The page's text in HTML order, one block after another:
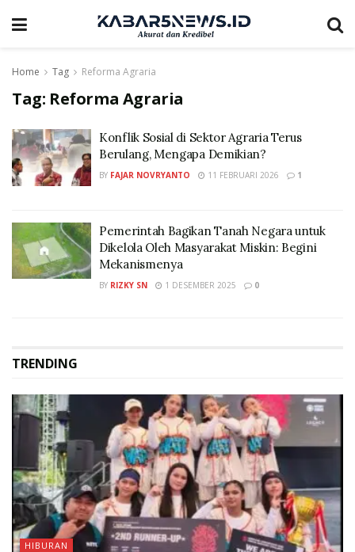
Home Tag Reforma Agraria
Tag: Reforma Agraria
Konflik Sosial di Sektor Agraria Terus
Berulang, Mengapa Demikian?
BY FAJAR NOVRYANTO 11 FEBRUARI 2026 1
Pemerintah Bagikan Tanah Negara untuk
Dikelola Oleh Masyarakat Miskin: Begini
Mekanismenya
BY RIZKY SN 1 DESEMBER 2025 0
TRENDING
HIBURAN